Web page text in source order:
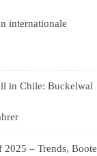
internationale
in Chile: Buckelwal
– Trends, Boote